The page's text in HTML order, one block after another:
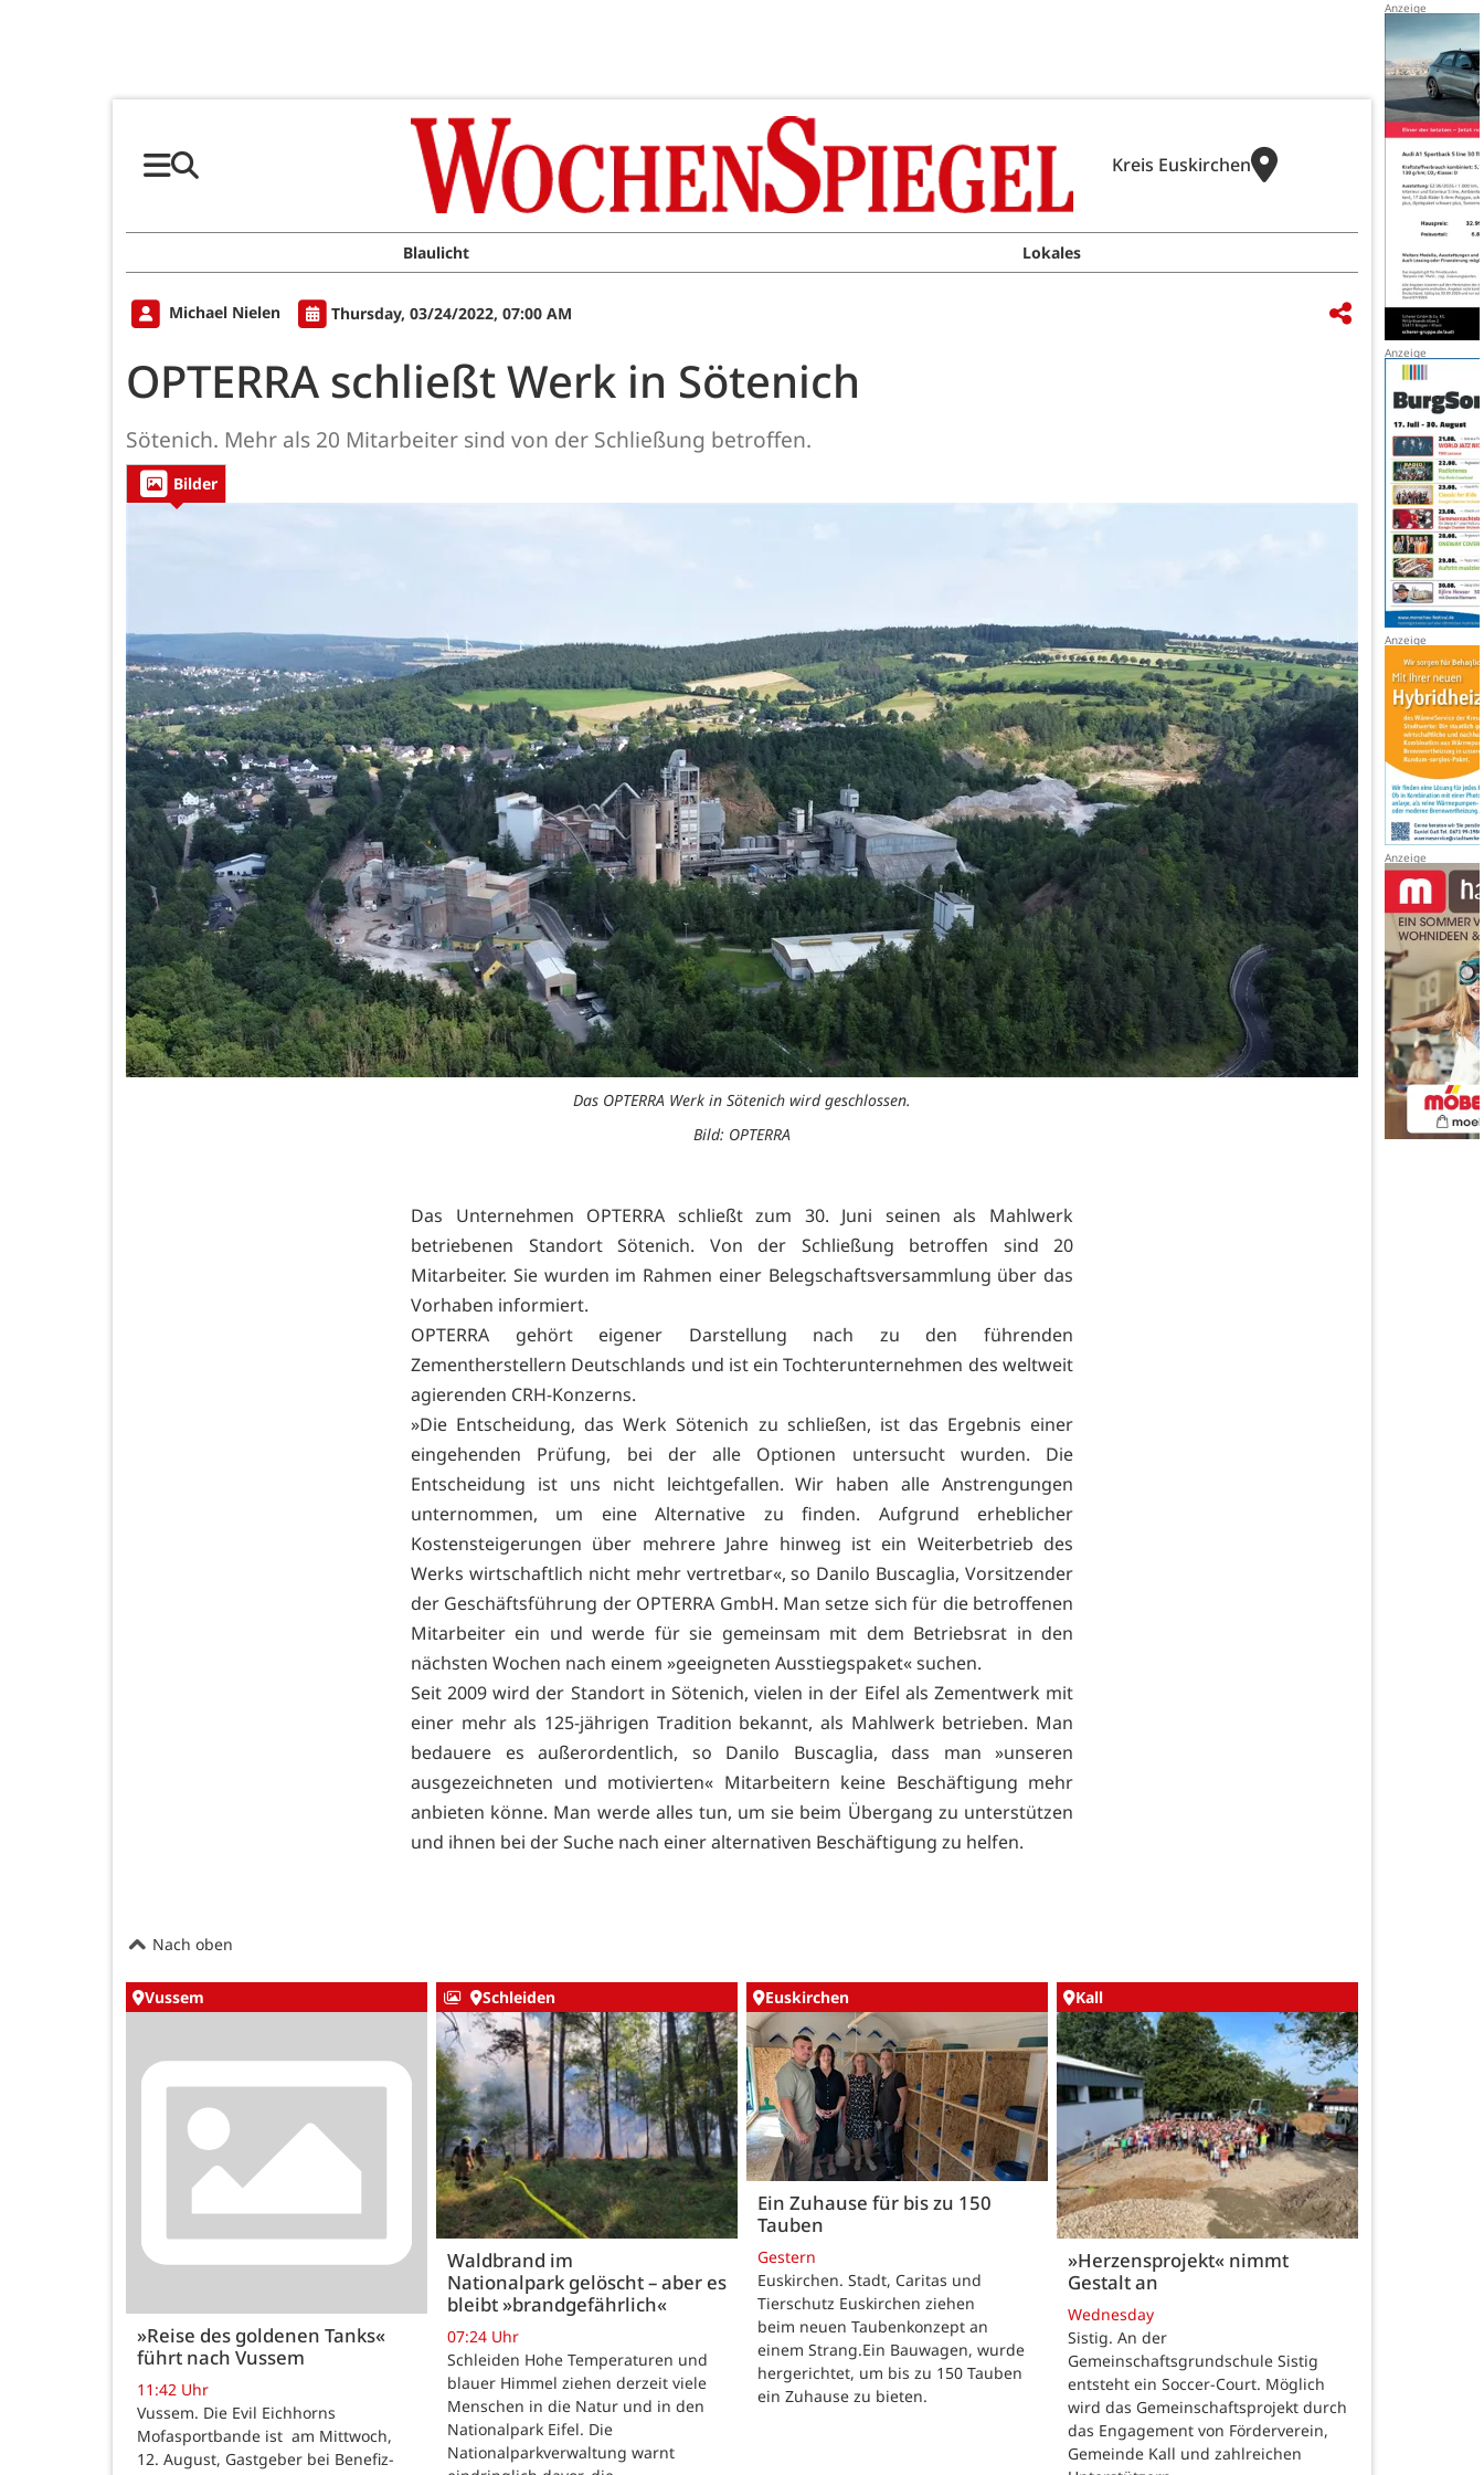
Kreis Euskirchen
Blaulicht Lokales
Michael Nielen Thursday, 03/24/2022, 07:00 AM
OPTERRA schließt Werk in Sötenich
Sötenich. Mehr als 20 Mitarbeiter sind von der Schließung betroffen.
Bilder
Das OPTERRA Werk in Sötenich wird geschlossen.
Bild: OPTERRA
Das Unternehmen OPTERRA schließt zum 30. Juni seinen als Mahlwerk
betriebenen Standort Sötenich. Von der Schließung betroffen sind 20
Mitarbeiter. Sie wurden im Rahmen einer Belegschaftsversammlung über das
Vorhaben informiert.
OPTERRA gehört eigener Darstellung nach zu den führenden
Zementherstellern Deutschlands und ist ein Tochterunternehmen des weltweit
agierenden CRH-Konzerns.
»Die Entscheidung, das Werk Sötenich zu schließen, ist das Ergebnis einer
eingehenden Prüfung, bei der alle Optionen untersucht wurden. Die
Entscheidung ist uns nicht leichtgefallen. Wir haben alle Anstrengungen
unternommen, um eine Alternative zu finden. Aufgrund erheblicher
Kostensteigerungen über mehrere Jahre hinweg ist ein Weiterbetrieb des
Werks wirtschaftlich nicht mehr vertretbar«, so Danilo Buscaglia, Vorsitzender
der Geschäftsführung der OPTERRA GmbH. Man setze sich für die betroffenen
Mitarbeiter ein und werde für sie gemeinsam mit dem Betriebsrat in den
nächsten Wochen nach einem »geeigneten Ausstiegspaket« suchen.
Seit 2009 wird der Standort in Sötenich, vielen in der Eifel als Zementwerk mit
einer mehr als 125-jährigen Tradition bekannt, als Mahlwerk betrieben. Man
bedauere es außerordentlich, so Danilo Buscaglia, dass man »unseren
ausgezeichneten und motivierten« Mitarbeitern keine Beschäftigung mehr
anbieten könne. Man werde alles tun, um sie beim Übergang zu unterstützen
und ihnen bei der Suche nach einer alternativen Beschäftigung zu helfen.
Nach oben
Vussem
»Reise des goldenen Tanks«
führt nach Vussem
11:42 Uhr
Vussem. Die Evil Eichhorns
Mofasportbande ist am Mittwoch,
12. August, Gastgeber bei Benefiz-
Schleiden
Waldbrand im
Nationalpark gelöscht – aber es
bleibt »brandgefährlich«
07:24 Uhr
Schleiden Hohe Temperaturen und
blauer Himmel ziehen derzeit viele
Menschen in die Natur und in den
Nationalpark Eifel. Die
Nationalparkverwaltung warnt
Euskirchen
Ein Zuhause für bis zu 150
Tauben
Gestern
Euskirchen. Stadt, Caritas und
Tierschutz Euskirchen ziehen
beim neuen Taubenkonzept an
einem Strang.Ein Bauwagen, wurde
hergerichtet, um bis zu 150 Tauben
ein Zuhause zu bieten.
Kall
»Herzensprojekt« nimmt
Gestalt an
Wednesday
Sistig. An der
Gemeinschaftsgrundschule Sistig
entsteht ein Soccer-Court. Möglich
wird das Gemeinschaftsprojekt durch
das Engagement von Förderverein,
Gemeinde Kall und zahlreichen